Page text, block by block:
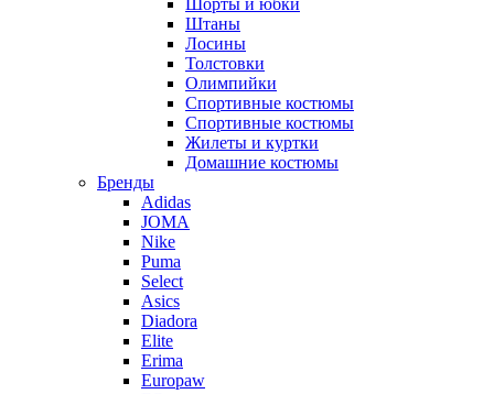
Шорты и юбки
Штаны
Лосины
Толстовки
Олимпийки
Спортивные костюмы
Спортивные костюмы
Жилеты и куртки
Домашние костюмы
Бренды
Adidas
JOMA
Nike
Puma
Select
Asics
Diadora
Elite
Erima
Europaw